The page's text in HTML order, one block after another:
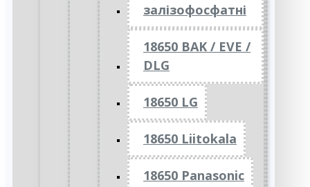
залізофосфатні
18650 BAK / EVE /
DLG
18650 LG
18650 Liitokala
18650 Panasonic